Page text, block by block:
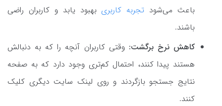
باعث می‌شود تجربه کاربری بهبود یابد و کاربران راضی
باشند.
کاهش نرخ برگشت: وقتی کاربران آنچه را که به دنبالش
هستند پیدا کنند، احتمال کم‌تری وجود دارد که به صفحه
نتایج جستجو بازگردند و روی لینک سایت دیگری کلیک
کنند.